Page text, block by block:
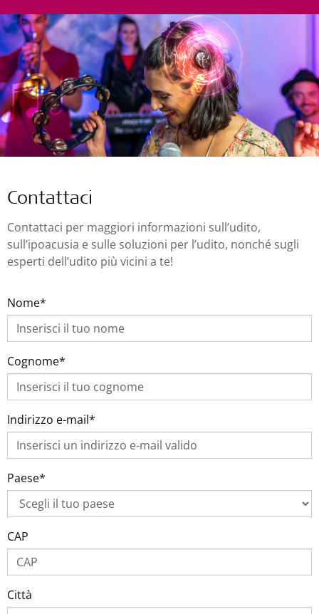
Contattaci
Contattaci per maggiori informazioni sull’udito,
sull’ipoacusia e sulle soluzioni per l’udito, nonché sugli
esperti dell’udito più vicini a te!
Nome*
Cognome*
Indirizzo e-mail*
Paese*
CAP
Città